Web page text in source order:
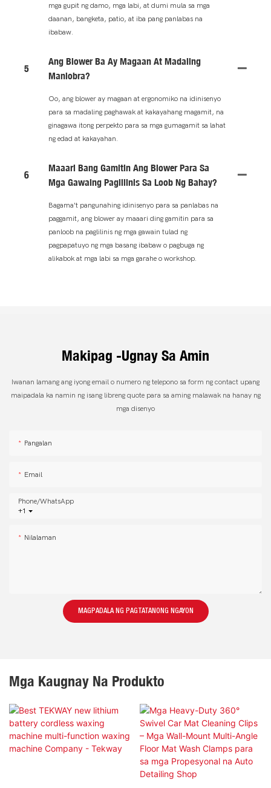
mga gupit ng damo, mga labi, at dumi mula sa mga
daanan, bangketa, patio, at iba pang panlabas na
ibabaw.
5
Ang Blower Ba Ay Magaan At Madaling
Maniobra?
Oo, ang blower ay magaan at ergonomiko na idinisenyo
para sa madaling paghawak at kakayahang magamit, na
ginagawa itong perpekto para sa mga gumagamit sa lahat
ng edad at kakayahan.
6
Maaari Bang Gamitin Ang Blower Para Sa
Mga Gawaing Paglilinis Sa Loob Ng Bahay?
Bagama't pangunahing idinisenyo para sa panlabas na
paggamit, ang blower ay maaari ding gamitin para sa
panloob na paglilinis ng mga gawain tulad ng
pagpapatuyo ng mga basang ibabaw o pagbuga ng
alikabok at mga labi sa mga garahe o workshop.
Makipag -ugnay Sa Amin
Iwanan lamang ang iyong email o numero ng telepono sa form ng contact upang
maipadala ka namin ng isang libreng quote para sa aming malawak na hanay ng
mga disenyo
Pangalan
Email
+1
Phone/whatsApp
Nilalaman
MAGPADALA NG PAGTATANONG NGAYON
Mga Kaugnay Na Produkto